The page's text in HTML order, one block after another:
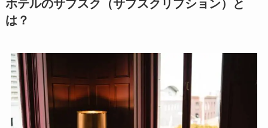
ホテルのサブスク（サブスクリプション）と
は？